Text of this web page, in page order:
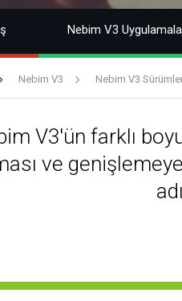
Nebim V3
Nebim V3 Nebim V3
V3'ün farklı
ve